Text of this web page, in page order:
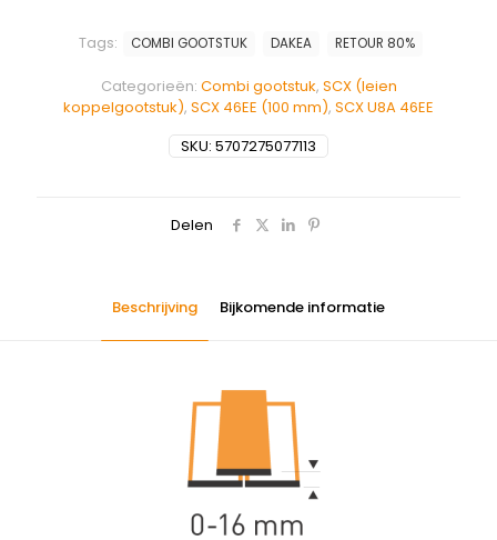
SKU: 5707275077113
Categorieën: Combi gootstuk, SCX (leien
koppelgootstuk), SCX 46EE (100 mm), SCX U8A 46EE
Tags: COMBI GOOTSTUK DAKEA RETOUR 80%
Delen
Beschrijving Bijkomende informatie